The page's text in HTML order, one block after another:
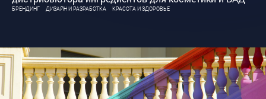
БРЕНДИНГ ДИЗАЙН И РАЗРАБОТКА КРАСОТА И ЗДОРОВЬЕ